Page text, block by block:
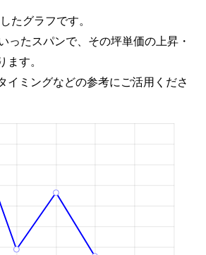
たグラフです。
ったスパンで、その坪単価の上昇・
す。
イミングなどの参考にご活用くださ